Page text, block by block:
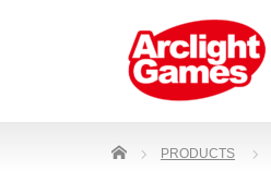
Home PRODUCTS